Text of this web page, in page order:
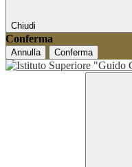
Chiudi
Conferma
Annulla Conferma